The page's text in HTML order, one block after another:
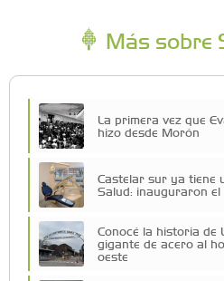
Más sobre
La primera vez que
hizo desde Morón
Castelar sur ya tiene
Salud: inauguraron
Conocé la historia de
gigante de acero al
oeste